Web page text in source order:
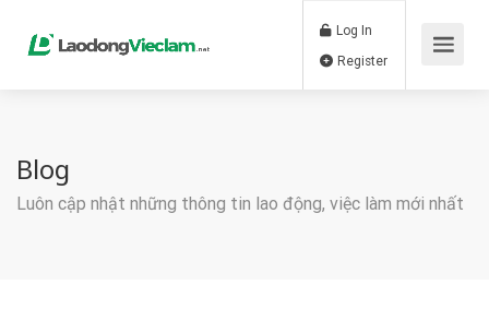
Log In
Blog
Luôn cập nhật những thông tin lao động, việc làm mới nhất